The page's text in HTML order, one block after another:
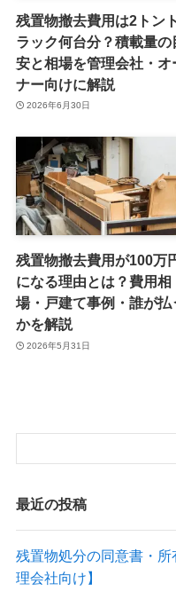
残置物撤去費用は2トント
ラック何台分？積載量の
安と相場を管理会社・オ
ナー向けに解説
2026年6月30日
残置物撤去費用が100万
になる理由とは？費用相
場・戸建て事例・誰が払
かを解説
2026年5月31日
最近の投稿
残置物処分の同意書・
理会社向け】